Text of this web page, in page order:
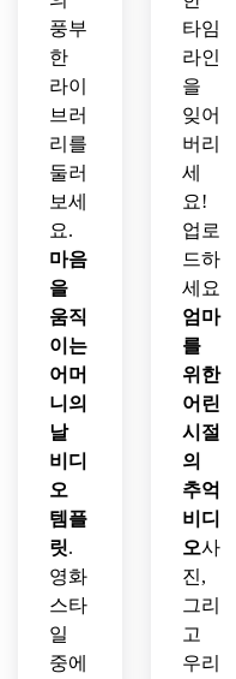
풍부
한
라이
브러
리를
둘러
보세
요.
마음
을
움직
이는
어머
니의
날
비디
오
템플
릿.
영화
스타
일
중에
타임
라인
을
잊어
버리
세
요!
업로
드하
세요
엄마
를
위한
어린
시절
의
추억
비디
오사
진,
그리
고
우리